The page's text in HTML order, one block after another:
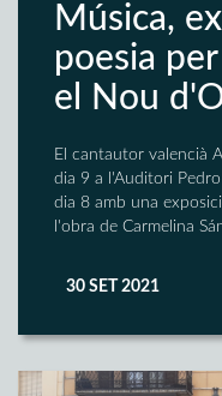
Música,
poesia
el Nou
El cantautor valencià
dia 9 a l'Auditori
dia 8 amb una
l'obra de Carmelina
30 SET 2021